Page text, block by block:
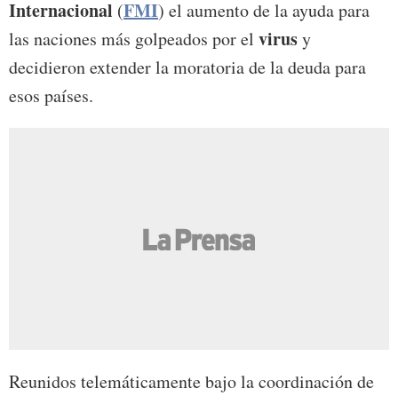
Internacional (FMI) el aumento de la ayuda para
las naciones más golpeados por el virusy
decidieron extender la moratoria de la deuda para
esos países.
Reunidos telemáticamente bajo la coordinación de